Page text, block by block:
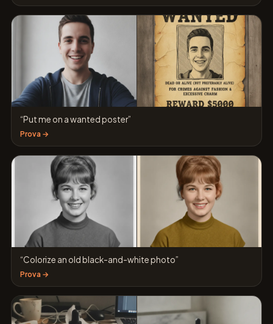
“Put me on a wanted poster”
Prova →
“Colorize an old black-and-white photo”
Prova →